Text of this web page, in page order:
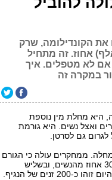
הקונדילומה, שרק
אחוז. זה מתחיל
אם לא מטפלים. איך
במקרה זה
היא מחלת מין נוספת
ואצל נשים. היא גורמת
לגרום גם לסרטן.
ממחקרים עולה כי הגורם
למחלה - נגיף הפפילומה האנושי HPV, נפוץ אצל כ-30 אחוז מהנשים, ובשליש
של הנגיף.